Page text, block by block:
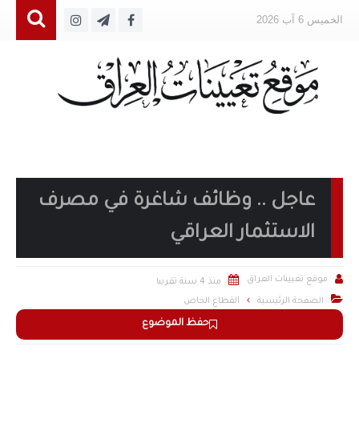
الخميس 6 آب 2026
عاجل .. وظائف شاغرة في مصرف
الاستثمار العراقي
حفظ الموضوع
 موقع تعيينات العراق  منذ 4 سنة تقريبا
 الصفحة الرئيسية القطاع الخاص